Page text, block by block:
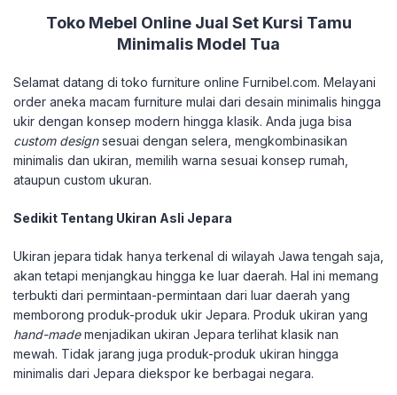
Toko Mebel Online Jual Set Kursi Tamu
Minimalis Model Tua
Selamat datang di toko furniture online Furnibel.com. Melayani
order aneka macam furniture mulai dari desain minimalis hingga
ukir dengan konsep modern hingga klasik. Anda juga bisa
custom designsesuai dengan selera, mengkombinasikan
minimalis dan ukiran, memilih warna sesuai konsep rumah,
ataupun custom ukuran.
Sedikit Tentang Ukiran Asli Jepara
Ukiran jepara tidak hanya terkenal di wilayah Jawa tengah saja,
akan tetapi menjangkau hingga ke luar daerah. Hal ini memang
terbukti dari permintaan-permintaan dari luar daerah yang
memborong produk-produk ukir Jepara. Produk ukiran yang
hand-mademenjadikan ukiran Jepara terlihat klasik nan
mewah. Tidak jarang juga produk-produk ukiran hingga
minimalis dari Jepara diekspor ke berbagai negara.